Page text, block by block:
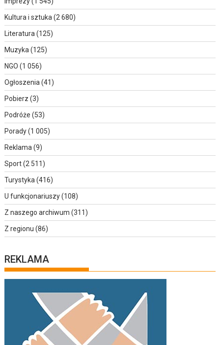
Kultura i sztuka(2 680)
Literatura(125)
Muzyka(125)
NGO (1 056)
Ogłoszenia(41)
Pobierz (3)
Podróże (53)
Porady(1 005)
Reklama(9)
Sport(2 511)
Turystyka(416)
U funkcjonariuszy(108)
Z naszego archiwum (311)
Z regionu (86)
REKLAMA